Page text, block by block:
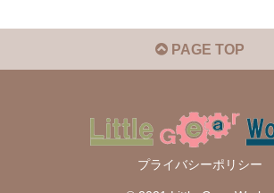
PAGE TOP
プライバシーポリシー